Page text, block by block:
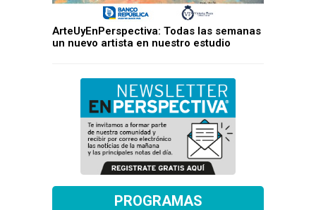
ArteUyEnPerspectiva: Todas las semanas
un nuevo artista en nuestro estudio
PROGRAMAS